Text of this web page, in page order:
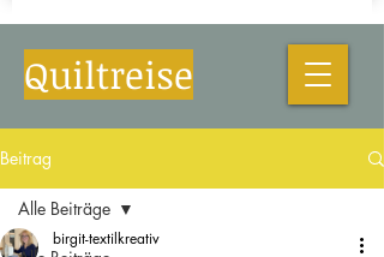
Quiltreise
Beitrag
Alle Beiträge
birgit-textilkreativ